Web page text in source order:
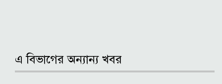
এ বিভাগের অন্যান্য খবর